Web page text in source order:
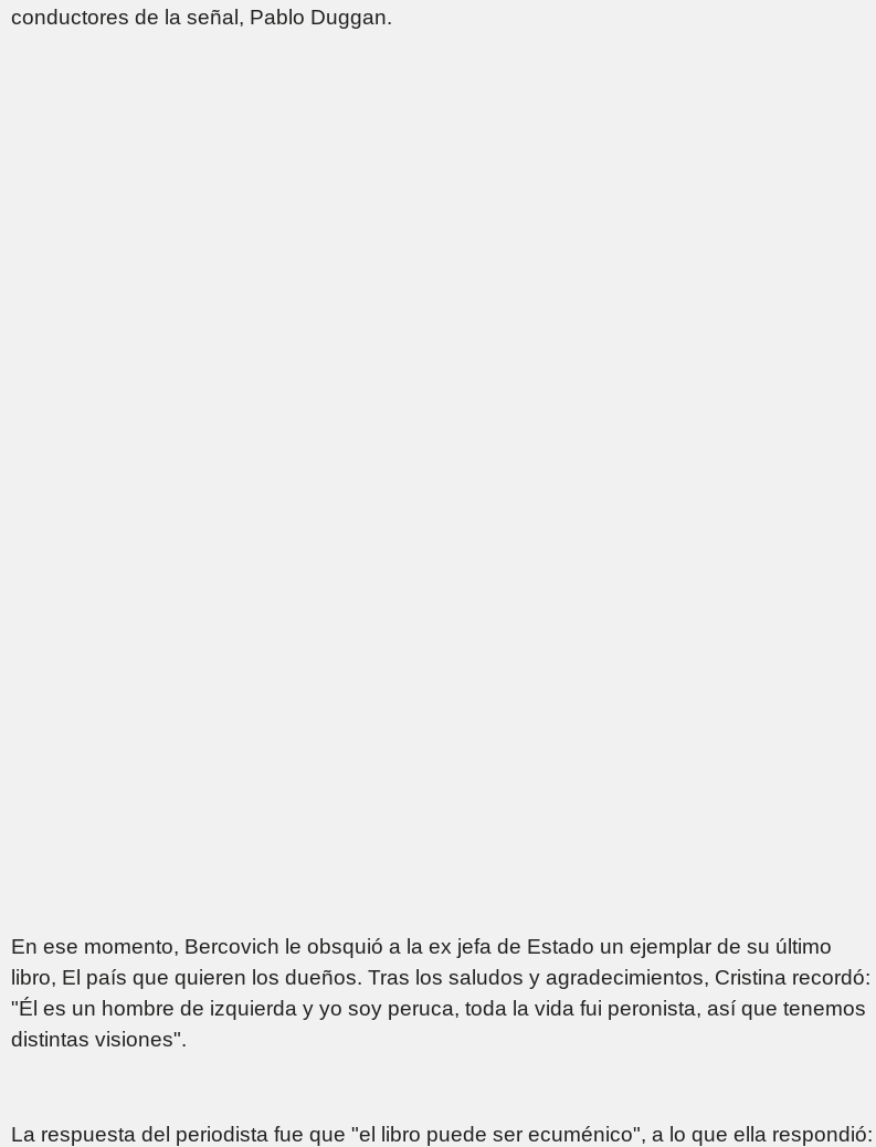
conductores de la señal, Pablo Duggan.
En ese momento, Bercovich le obsquió a la ex jefa de Estado un ejemplar de su último
libro, El país que quieren los dueños. Tras los saludos y agradecimientos, Cristina recordó:
"Él es un hombre de izquierda y yo soy peruca, toda la vida fui peronista, así que tenemos
distintas visiones".
La respuesta del periodista fue que "el libro puede ser ecuménico", a lo que ella respondió: